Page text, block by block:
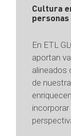
Cultura
personas
En ETL
aportan
alineados
de
incorporar